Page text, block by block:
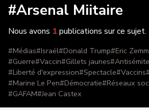
#Arsenal Miitaire
Nous avons 1 publications sur ce sujet.
#Médias#Israël#Donald Trump#Eric
#Guerre#Vaccin#Gillets jaunes#Antisémite
#Liberté d'expression#Spectacle#Vaccins
#Marine Le Pen#Démocratie#Réseaux
#GAFAM#Jean Castex